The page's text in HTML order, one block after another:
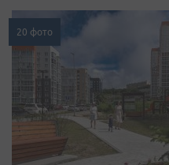
20 фото